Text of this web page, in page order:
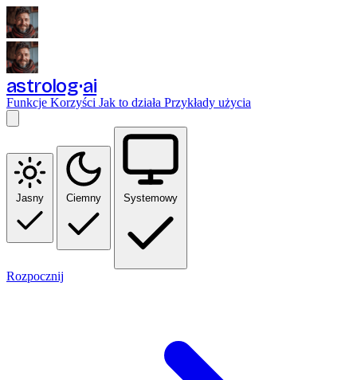
astrolog ai
Funkcje Korzyści Jak to działa Przykłady użycia
Jasny Ciemny Systemowy
Rozpocznij